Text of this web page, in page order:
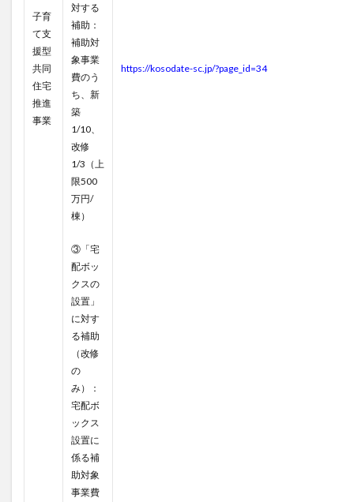
子育
て支
援型
共同
住宅
推進
事業
対する
補助：
補助対
象事業
費のう
ち、新
築
1/10、
改修
1/3（上
限500
万円/
棟）
③「宅
配ボッ
クスの
設置」
に対す
る補助
（改修
の
み）：
宅配ボ
ックス
設置に
係る補
助対象
事業費
https://kosodate-sc.jp/?page_id=34